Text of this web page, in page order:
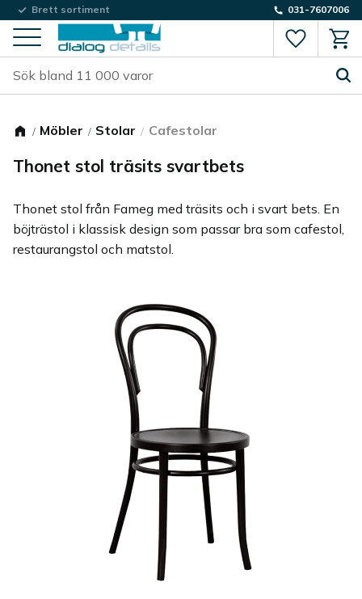
Meny
Brett sortiment 031-7607006
Möbler Stolar Cafestolar
Thonet stol träsits svartbets
Thonet stol från Fameg med träsits och i svart bets. En
böjträstol i klassisk design som passar bra som cafestol,
restaurangstol och matstol.